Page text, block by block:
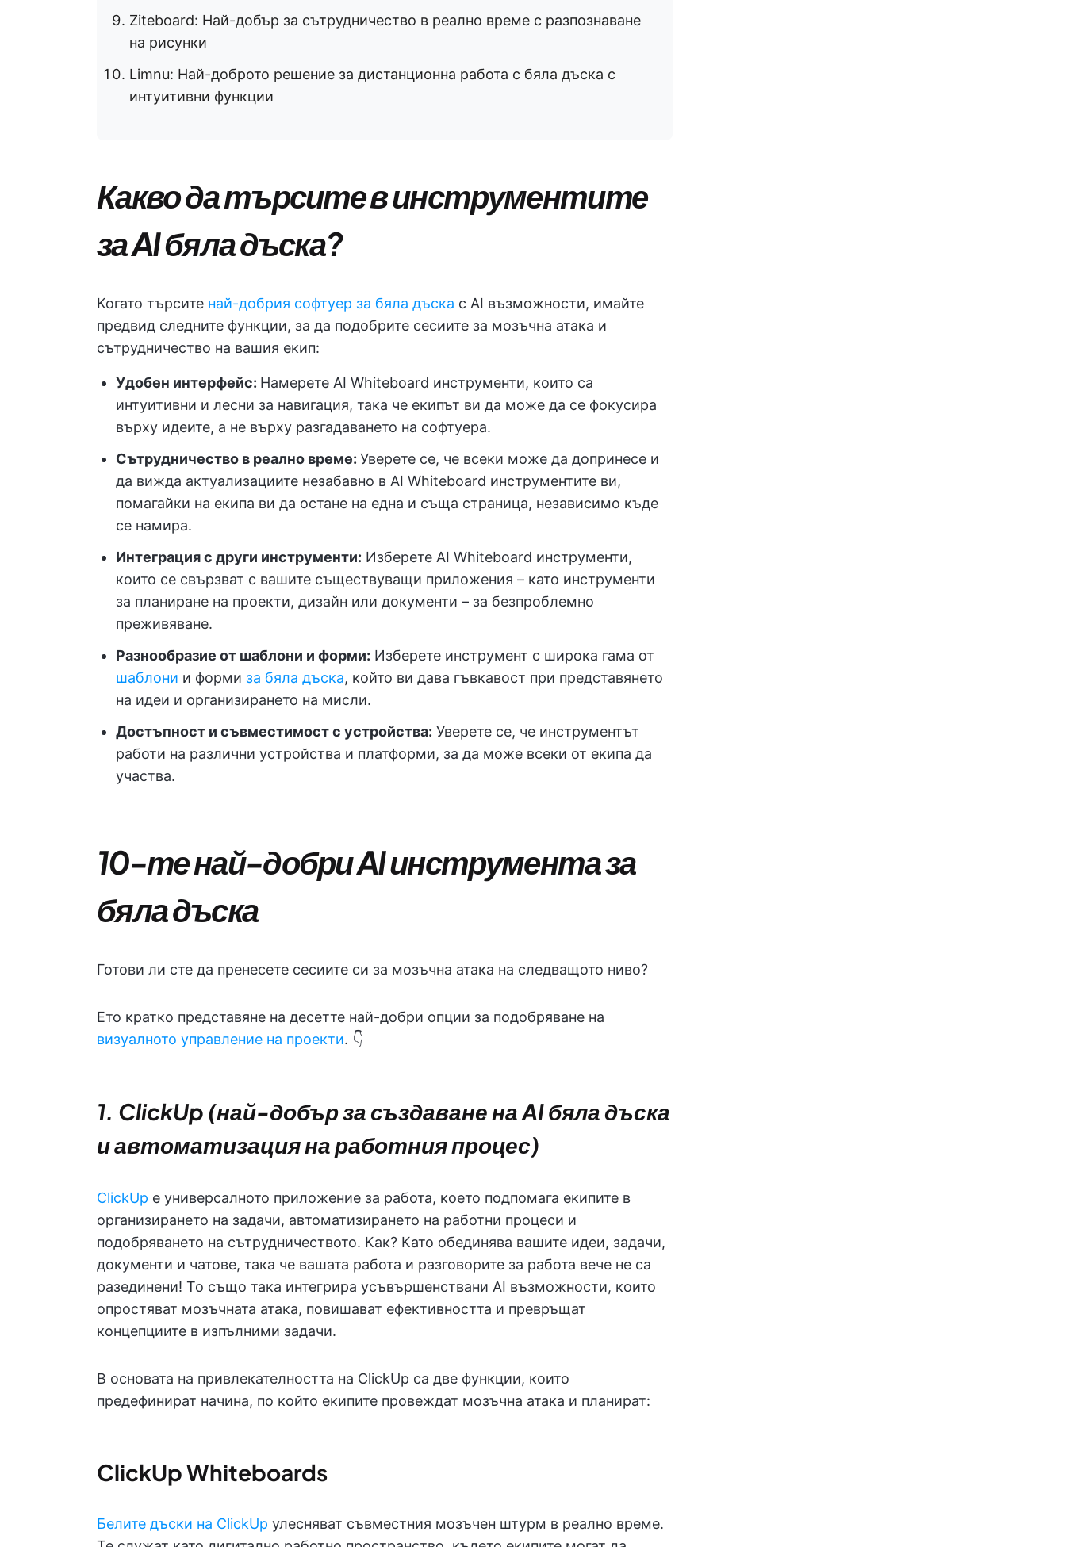
Ziteboard: Най-добър за сътрудничество в реално време с разпознаване
на рисунки
Limnu: Най-доброто решение за дистанционна работа с бяла дъска с
интуитивни функции
Какво да търсите в инструментите
за AI бяла дъска?
Когато търсите най-добрия софтуер за бяла дъска с AI възможности, имайте
предвид следните функции, за да подобрите сесиите за мозъчна атака и
сътрудничество на вашия екип:
Удобен интерфейс: Намерете AI Whiteboard инструменти, които са
интуитивни и лесни за навигация, така че екипът ви да може да се фокусира
върху идеите, а не върху разгадаването на софтуера.
Сътрудничество в реално време: Уверете се, че всеки може да допринесе и
да вижда актуализациите незабавно в AI Whiteboard инструментите ви,
помагайки на екипа ви да остане на една и съща страница, независимо къде
се намира.
Интеграция с други инструменти: Изберете AI Whiteboard инструменти,
които се свързват с вашите съществуващи приложения – като инструменти
за планиране на проекти, дизайн или документи – за безпроблемно
преживяване.
Разнообразие от шаблони и форми: Изберете инструмент с широка гама от
шаблони и форми за бяла дъска, който ви дава гъвкавост при представянето
на идеи и организирането на мисли.
Достъпност и съвместимост с устройства: Уверете се, че инструментът
работи на различни устройства и платформи, за да може всеки от екипа да
участва.
10-те най-добри AI инструмента за
бяла дъска
Готови ли сте да пренесете сесиите си за мозъчна атака на следващото ниво?
Ето кратко представяне на десетте най-добри опции за подобряване на
визуалното управление на проекти. 👇
1. ClickUp (най-добър за създаване на AI бяла дъска
и автоматизация на работния процес)
ClickUp е универсалното приложение за работа, което подпомага екипите в
организирането на задачи, автоматизирането на работни процеси и
подобряването на сътрудничеството. Как? Като обединява вашите идеи, задачи,
документи и чатове, така че вашата работа и разговорите за работа вече не са
разединени! То също така интегрира усъвършенствани AI възможности, които
опростяват мозъчната атака, повишават ефективността и превръщат
концепциите в изпълними задачи.
В основата на привлекателността на ClickUp са две функции, които
предефинират начина, по който екипите провеждат мозъчна атака и планират:
ClickUp Whiteboards
Белите дъски на ClickUp улесняват съвместния мозъчен штурм в реално време.